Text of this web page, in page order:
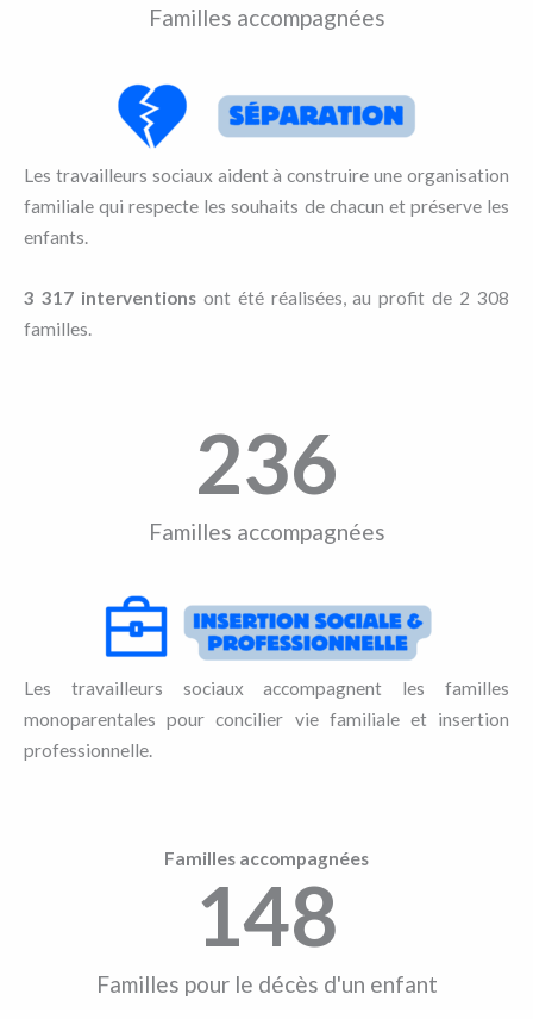
Familles accompagnées
Les travailleurs sociaux aident à construire une organisation
familiale qui respecte les souhaits de chacun et préserve les
enfants.
3 317 interventionsont été réalisées, au profit de 2 308
familles.
Familles accompagnées
236
Les travailleurs sociaux accompagnent les familles
monoparentales pour concilier vie familiale et insertion
professionnelle.
Familles accompagnées
Familles pour le décès d'un enfant
148